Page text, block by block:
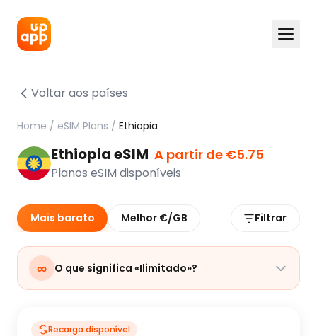
Voltar aos países
Home / eSIM Plans / Ethiopia
Ethiopia eSIM A partir de €5.75
Planos eSIM disponíveis
Mais barato Melhor €/GB Filtrar
∞ O que significa «Ilimitado»?
Recarga disponível